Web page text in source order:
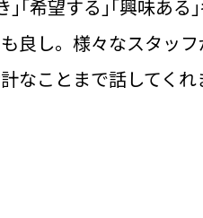
｢希望する｣｢興味ある
良し。様々なスタッフ
なことまで話してくれ